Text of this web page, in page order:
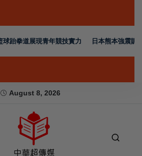
拳道展現青年競技實力 日本熊本強震賑
August 8, 2026